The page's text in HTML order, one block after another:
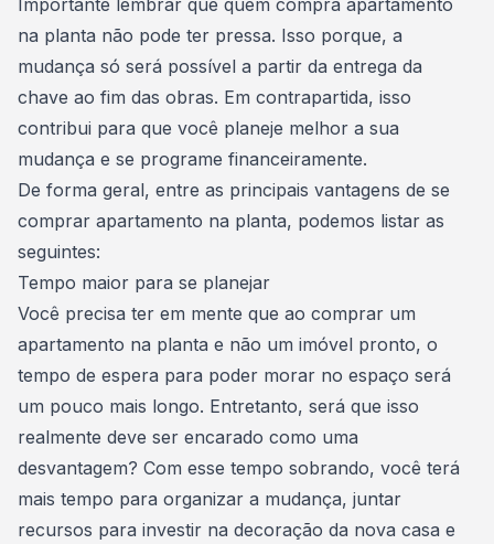
Importante lembrar que quem compra apartamento
na planta não pode ter pressa. Isso porque, a
mudança só será possível a partir da entrega da
chave ao fim das obras. Em contrapartida, isso
contribui para que você planeje melhor a sua
mudança e se programe financeiramente.
De forma geral, entre as principais vantagens de se
comprar apartamento na planta, podemos listar as
seguintes:
Tempo maior para se planejar
Você precisa ter em mente que ao comprar um
apartamento na planta e não um imóvel pronto, o
tempo de espera para poder morar no espaço será
um pouco mais longo. Entretanto, será que isso
realmente deve ser encarado como uma
desvantagem? Com esse tempo sobrando, você terá
mais tempo para organizar a mudança, juntar
recursos para investir na decoração da nova casa e